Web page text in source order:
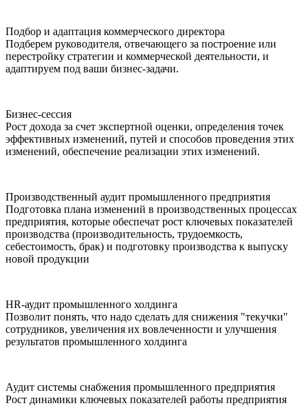
Подбор и адаптация коммерческого директора
Подберем руководителя, отвечающего за построение или
перестройку стратегии и коммерческой деятельности, и
адаптируем под ваши бизнес-задачи.
Бизнес-сессия
Рост дохода за счет экспертной оценки, определения точек
эффективных изменений, путей и способов проведения этих
изменений, обеспечение реализации этих изменений.
Производственный аудит промышленного предприятия
Подготовка плана изменений в производственных процессах
предприятия, которые обеспечат рост ключевых показателей
производства (производительность, трудоемкость,
себестоимость, брак) и подготовку производства к выпуску
новой продукции
HR-аудит промышленного холдинга
Позволит понять, что надо сделать для снижения "текучки"
сотрудников, увеличения их вовлеченности и улучшения
результатов промышленного холдинга
Аудит системы снабжения промышленного предприятия
Рост динамики ключевых показателей работы предприятия